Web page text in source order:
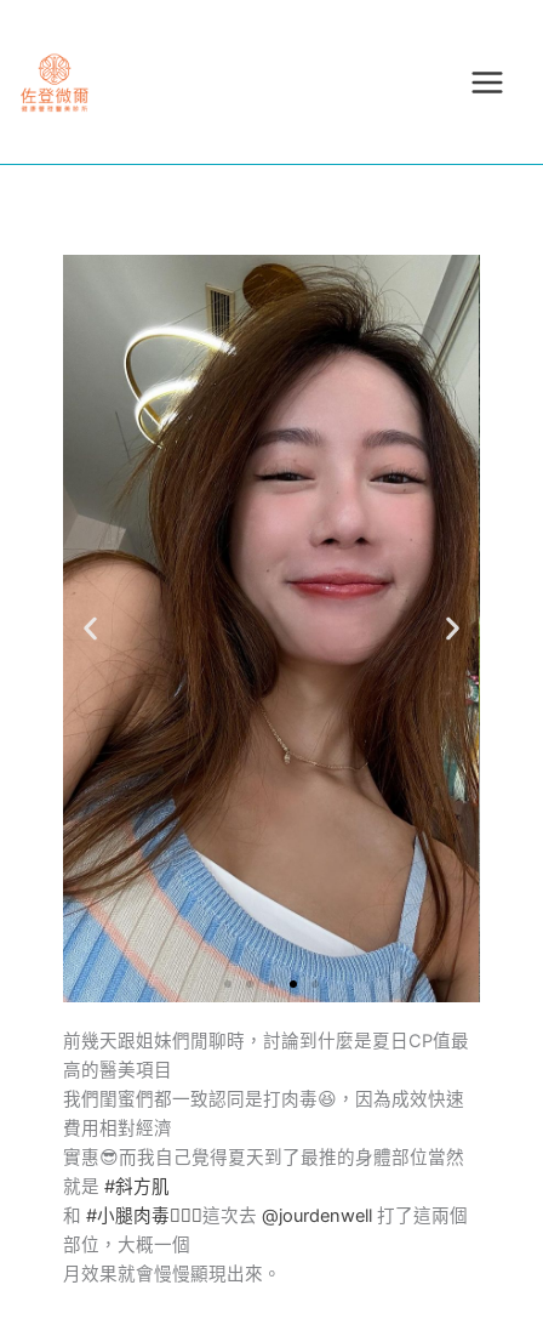
容
前幾天跟姐妹們閒聊時，討論到什麼是夏日CP值最
高的醫美項目
我們閨蜜們都一致認同是打肉毒😆，因為成效快速
費用相對經濟
實惠😎而我自己覺得夏天到了最推的身體部位當然
就是#斜方肌
和#小腿肉毒🙋🏻‍♀️這次去@jourdenwell 打了這兩個
部位，大概一個
月效果就會慢慢顯現出來。